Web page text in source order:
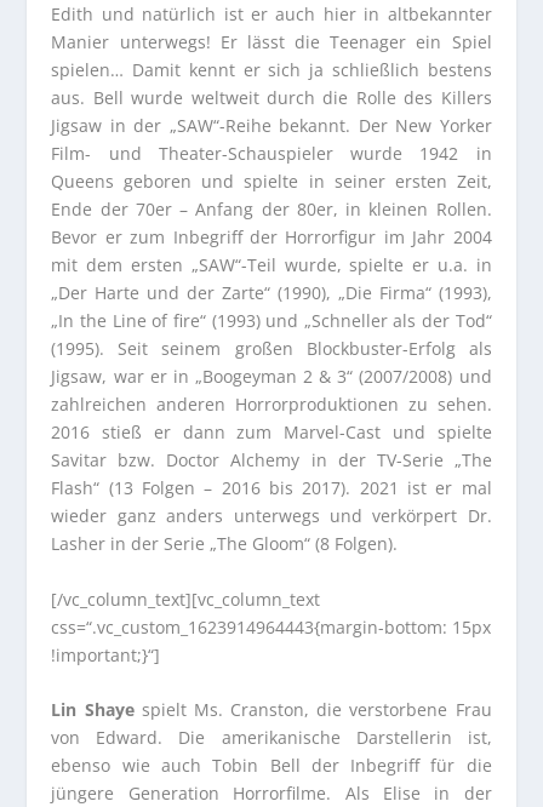
Edith und natürlich ist er auch hier in altbekannter
Manier unterwegs! Er lässt die Teenager ein Spiel
spielen… Damit kennt er sich ja schließlich bestens
aus. Bell wurde weltweit durch die Rolle des Killers
Jigsaw in der „SAW“-Reihe bekannt. Der New Yorker
Film- und Theater-Schauspieler wurde 1942 in
Queens geboren und spielte in seiner ersten Zeit,
Ende der 70er – Anfang der 80er, in kleinen Rollen.
Bevor er zum Inbegriff der Horrorfigur im Jahr 2004
mit dem ersten „SAW“-Teil wurde, spielte er u.a. in
„Der Harte und der Zarte“ (1990), „Die Firma“ (1993),
„In the Line of fire“ (1993) und „Schneller als der Tod“
(1995). Seit seinem großen Blockbuster-Erfolg als
Jigsaw, war er in „Boogeyman 2 & 3“ (2007/2008) und
zahlreichen anderen Horrorproduktionen zu sehen.
2016 stieß er dann zum Marvel-Cast und spielte
Savitar bzw. Doctor Alchemy in der TV-Serie „The
Flash“ (13 Folgen – 2016 bis 2017). 2021 ist er mal
wieder ganz anders unterwegs und verkörpert Dr.
Lasher in der Serie „The Gloom“ (8 Folgen).
[/vc_column_text][vc_column_text
css=“.vc_custom_1623914964443{margin-bottom: 15px
!important;}“]
Lin Shayespielt Ms. Cranston, die verstorbene Frau
von Edward. Die amerikanische Darstellerin ist,
ebenso wie auch Tobin Bell der Inbegriff für die
jüngere Generation Horrorfilme. Als Elise in der